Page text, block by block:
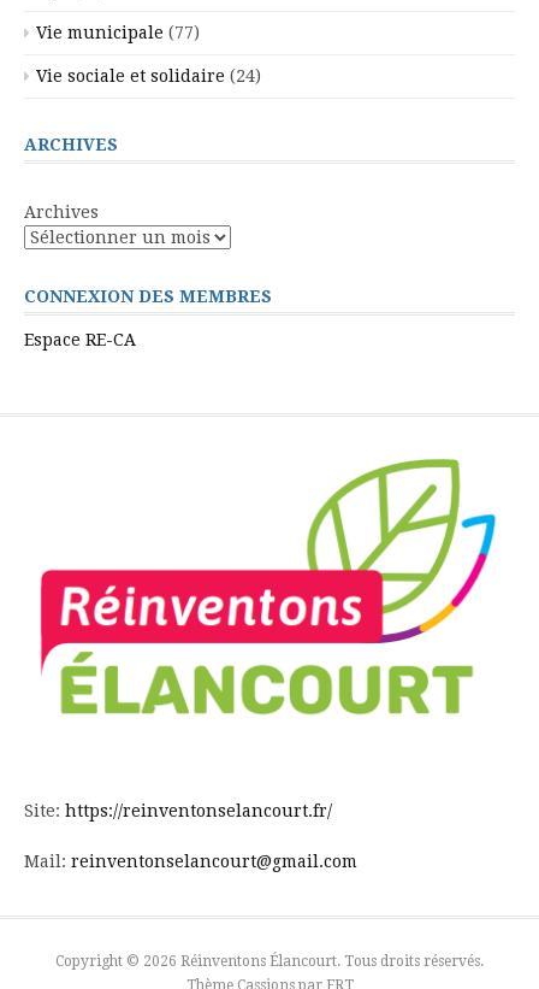
Vie municipale (77)
Vie sociale et solidaire (24)
ARCHIVES
Archives
CONNEXION DES MEMBRES
Espace RE-CA
Site: https://reinventonselancourt.fr/
Mail: reinventonselancourt@gmail.com
Copyright © 2026 Réinventons Élancourt. Tous droits réservés.
Thème Cassions par FRT